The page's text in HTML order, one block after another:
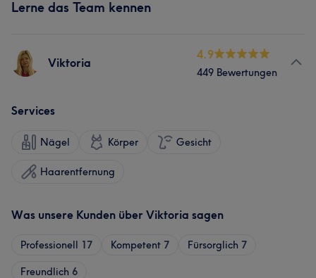
Lerne das Team kennen
Viktoria
4.9
449 Bewertungen
Services
Nägel Körper Gesicht
Haarentfernung
Was unsere Kunden über Viktoria sagen
Professionell 17 Kompetent 7 Fürsorglich 7
Freundlich 6